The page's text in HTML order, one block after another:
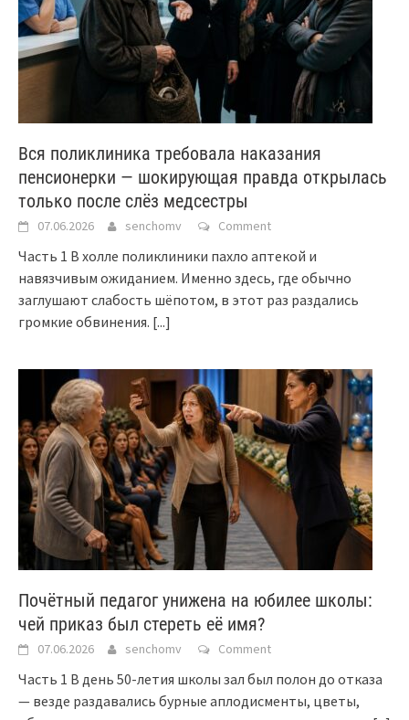
Вся поликлиника требовала наказания
пенсионерки — шокирующая правда открылась
только после слёз медсестры
07.06.2026 senchomv Comment
Часть 1 В холле поликлиники пахло аптекой и
навязчивым ожиданием. Именно здесь, где обычно
заглушают слабость шёпотом, в этот раз раздались
громкие обвинения. [...]
Почётный педагог унижена на юбилее школы:
чей приказ был стереть её имя?
07.06.2026 senchomv Comment
Часть 1 В день 50-летия школы зал был полон до отказа
— везде раздавались бурные аплодисменты, цветы,